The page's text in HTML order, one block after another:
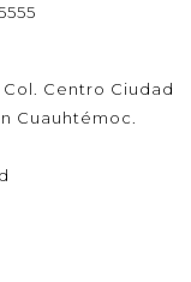
Col. Centro Ciudad
Cuauhtémoc.